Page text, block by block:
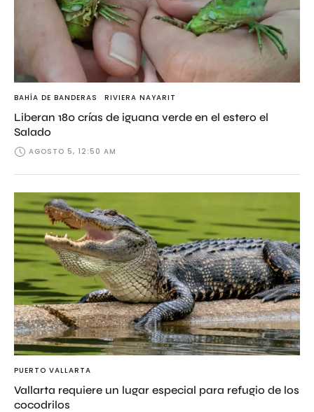
BAHÍA DE BANDERAS RIVIERA NAYARIT
Liberan 180 crías de iguana verde en el estero el
Salado
AGOSTO 5, 12:50 AM
PUERTO VALLARTA
Vallarta requiere un lugar especial para refugio de los
cocodrilos